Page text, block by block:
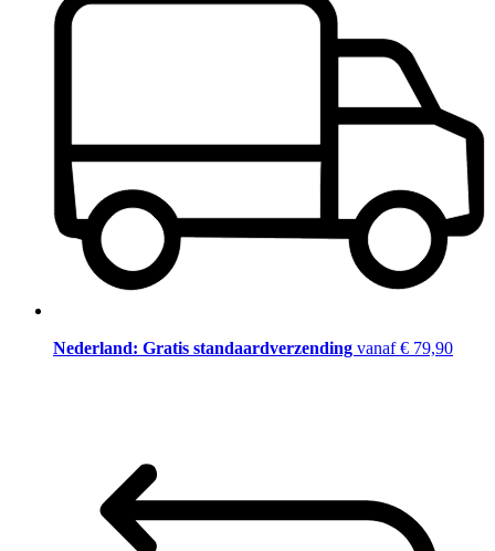
Nederland: Gratis standaardverzending vanaf € 79,90